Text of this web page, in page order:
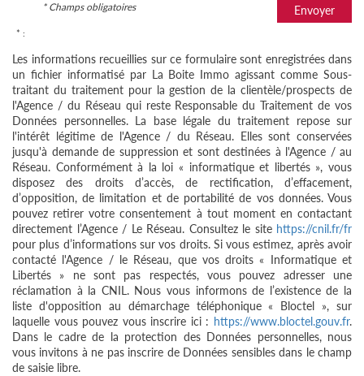
Envoyer
* Champs obligatoires
* :
Les informations recueillies sur ce formulaire sont enregistrées dans
un fichier informatisé par La Boite Immo agissant comme Sous-
traitant du traitement pour la gestion de la clientèle/prospects de
l'Agence / du Réseau qui reste Responsable du Traitement de vos
Données personnelles. La base légale du traitement repose sur
l'intérêt légitime de l'Agence / du Réseau. Elles sont conservées
jusqu'à demande de suppression et sont destinées à l'Agence / au
Réseau. Conformément à la loi « informatique et libertés », vous
disposez des droits d’accès, de rectification, d’effacement,
d’opposition, de limitation et de portabilité de vos données. Vous
pouvez retirer votre consentement à tout moment en contactant
directement l’Agence / Le Réseau. Consultez le site https://cnil.fr/fr
pour plus d’informations sur vos droits. Si vous estimez, après avoir
contacté l'Agence / le Réseau, que vos droits « Informatique et
Libertés » ne sont pas respectés, vous pouvez adresser une
réclamation à la CNIL. Nous vous informons de l’existence de la
liste d'opposition au démarchage téléphonique « Bloctel », sur
laquelle vous pouvez vous inscrire ici : https://www.bloctel.gouv.fr.
Dans le cadre de la protection des Données personnelles, nous
vous invitons à ne pas inscrire de Données sensibles dans le champ
de saisie libre.